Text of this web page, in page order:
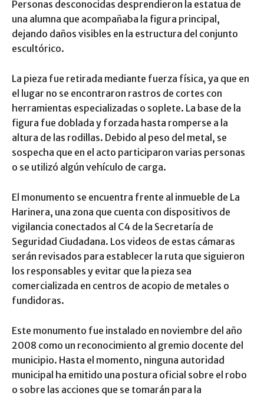
Personas desconocidas desprendieron la estatua de
una alumna que acompañaba la figura principal,
dejando daños visibles en la estructura del conjunto
escultórico.
La pieza fue retirada mediante fuerza física, ya que en
el lugar no se encontraron rastros de cortes con
herramientas especializadas o soplete. La base de la
figura fue doblada y forzada hasta romperse a la
altura de las rodillas. Debido al peso del metal, se
sospecha que en el acto participaron varias personas
o se utilizó algún vehículo de carga.
El monumento se encuentra frente al inmueble de La
Harinera, una zona que cuenta con dispositivos de
vigilancia conectados al C4 de la Secretaría de
Seguridad Ciudadana. Los videos de estas cámaras
serán revisados para establecer la ruta que siguieron
los responsables y evitar que la pieza sea
comercializada en centros de acopio de metales o
fundidoras.
Este monumento fue instalado en noviembre del año
2008 como un reconocimiento al gremio docente del
municipio. Hasta el momento, ninguna autoridad
municipal ha emitido una postura oficial sobre el robo
o sobre las acciones que se tomarán para la